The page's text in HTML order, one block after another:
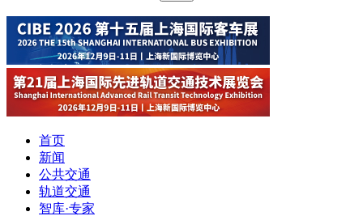
首页
新闻
公共交通
轨道交通
智库·专家